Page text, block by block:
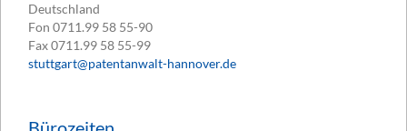
Deutschland
Fon 0711.99 58 55-90
Fax0711.99 58 55-99
stuttgart@patentanwalt-hannover.de